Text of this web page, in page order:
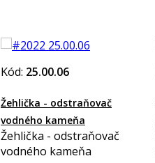
Kód: 25.00.06
Žehlička - odstraňovač
vodného kameňa
Žehlička - odstraňovač
vodného kameňa